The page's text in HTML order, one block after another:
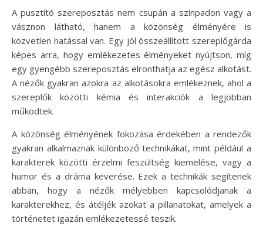
A pusztító szereposztás nem csupán a színpadon vagy a
vásznon látható, hanem a közönség élményére is
közvetlen hatással van. Egy jól összeállított szereplőgárda
képes arra, hogy emlékezetes élményeket nyújtson, míg
egy gyengébb szereposztás elronthatja az egész alkotást.
A nézők gyakran azokra az alkotásokra emlékeznek, ahol a
szereplők közötti kémia és interakciók a legjobban
működtek.
A közönség élményének fokozása érdekében a rendezők
gyakran alkalmaznak különböző technikákat, mint például a
karakterek közötti érzelmi feszültség kiemelése, vagy a
humor és a dráma keverése. Ezek a technikák segítenek
abban, hogy a nézők mélyebben kapcsolódjanak a
karakterekhez, és átéljék azokat a pillanatokat, amelyek a
történetet igazán emlékezetessé teszik.